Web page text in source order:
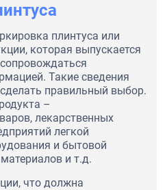
плинтуса или
которая выпускается
Такие сведения
правильный выбор.
–
лекарственных
легкой
и бытовой
и т.д.
что должна